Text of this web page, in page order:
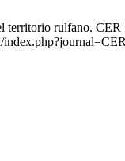
territorio rulfano.